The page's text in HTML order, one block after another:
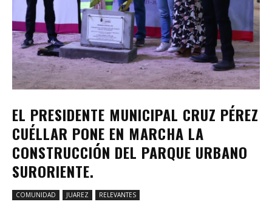
EL PRESIDENTE MUNICIPAL CRUZ PÉREZ
CUÉLLAR PONE EN MARCHA LA
CONSTRUCCIÓN DEL PARQUE URBANO
SURORIENTE.
COMUNIDAD JUAREZ RELEVANTES